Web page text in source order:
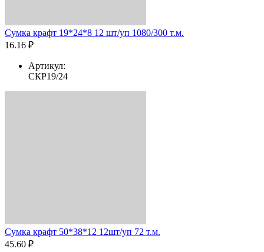
Сумка крафт 19*24*8 12 шт/уп 1080/300 т.м.
16.16 ₽
Артикул:
СКР19/24
Сумка крафт 50*38*12 12шт/уп 72 т.м.
45.60 ₽